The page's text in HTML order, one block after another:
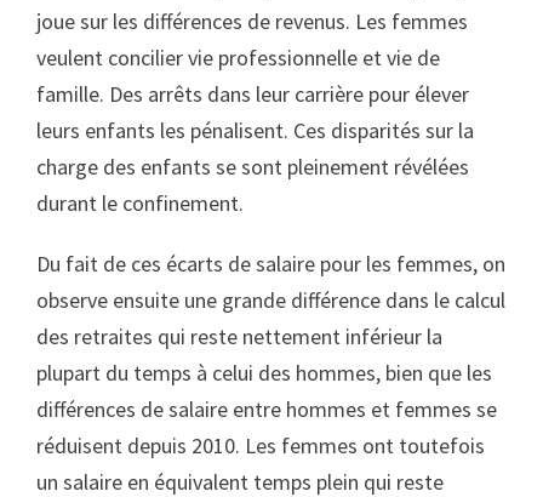
joue sur les différences de revenus. Les femmes
veulent concilier vie professionnelle et vie de
famille. Des arrêts dans leur carrière pour élever
leurs enfants les pénalisent. Ces disparités sur la
charge des enfants se sont pleinement révélées
durant le confinement.
Du fait de ces écarts de salaire pour les femmes, on
observe ensuite une grande différence dans le calcul
des retraites qui reste nettement inférieur la
plupart du temps à celui des hommes, bien que les
différences de salaire entre hommes et femmes se
réduisent depuis 2010. Les femmes ont toutefois
un salaire en équivalent temps plein qui reste